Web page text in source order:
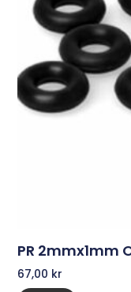
PR 2mmx1mm
67,00 kr